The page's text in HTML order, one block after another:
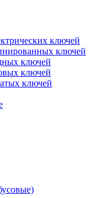
ключей
ключей
ключей
ключей
ключей